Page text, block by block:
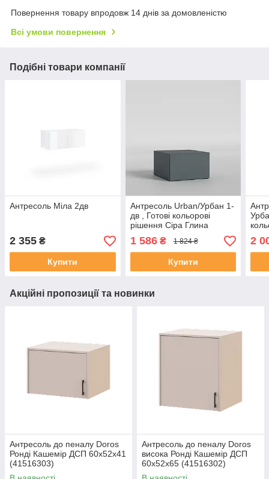
Повернення товару впродовж 14 днів за домовленістю
Всі умови повернення
Подібні товари компанії
Антресоль Міла 2дв
2 355 ₴
Купити
Антресоль Urban/Урбан 1-
дв , Готові кольорові
рішення Сіра Глина
1 586₴ 1 824 ₴
Купити
2
Акційні пропозиції та новинки
Антресоль до пеналу Doros
Ронді Кашемір ДСП 60х52х41
(41516303)
Антресоль до пеналу Doros
висока Ронді Кашемір ДСП
60х52х65 (41516302)